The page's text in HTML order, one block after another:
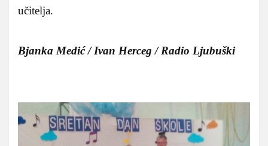
učitelja.
Bjanka Medić / Ivan Herceg / Radio Ljubuški